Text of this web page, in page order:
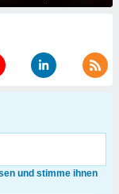
und stimme ihnen